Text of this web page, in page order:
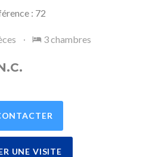
: 72
3 chambres
UNE VISITE